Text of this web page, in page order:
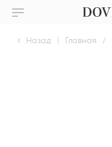
Назад | Главная /